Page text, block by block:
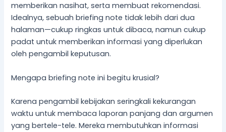
memberikan nasihat, serta membuat rekomendasi.
Idealnya, sebuah briefing note tidak lebih dari dua
halaman—cukup ringkas untuk dibaca, namun cukup
padat untuk memberikan informasi yang diperlukan
oleh pengambil keputusan.
Mengapa briefing note ini begitu krusial?
Karena pengambil kebijakan seringkali kekurangan
waktu untuk membaca laporan panjang dan argumen
yang bertele-tele. Mereka membutuhkan informasi